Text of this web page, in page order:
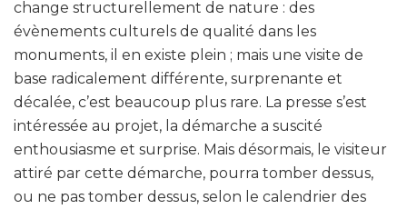
change structurellement de nature : des
évènements culturels de qualité dans les
monuments, il en existe plein ; mais une visite de
base radicalement différente, surprenante et
décalée, c’est beaucoup plus rare. La presse s’est
intéressée au projet, la démarche a suscité
enthousiasme et surprise. Mais désormais, le visiteur
attiré par cette démarche, pourra tomber dessus,
ou ne pas tomber dessus, selon le calendrier des